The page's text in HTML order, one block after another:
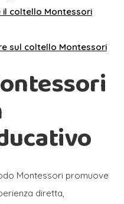
il coltello Montessori
sul coltello Montessori
Montessori promuove
diretta,